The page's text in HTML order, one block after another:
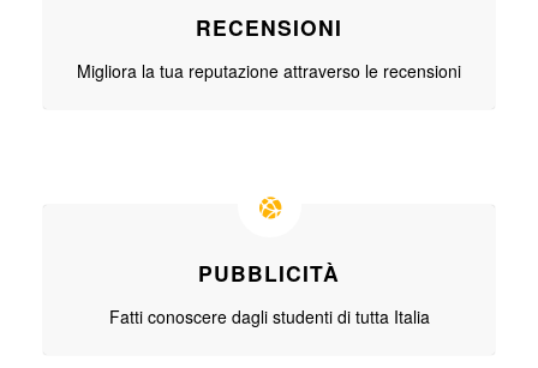
RECENSIONI
Migliora la tua reputazione attraverso le recensioni
PUBBLICITÀ
Fatti conoscere dagli studenti di tutta Italia